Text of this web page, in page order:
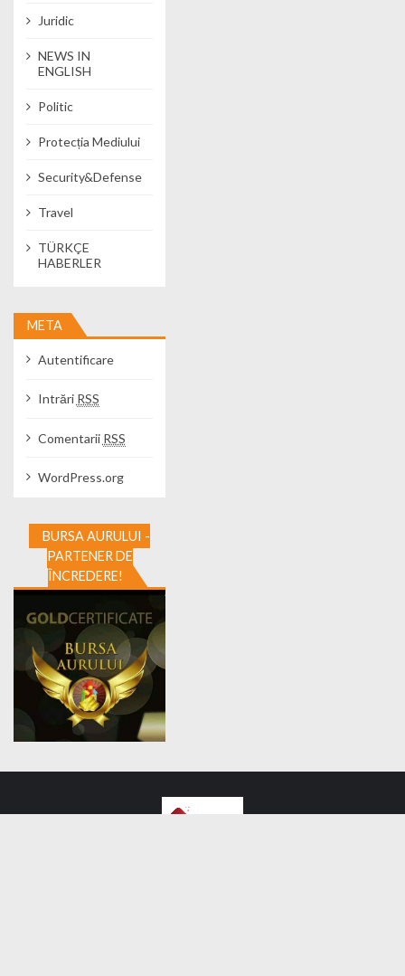
Juridic
NEWS IN
ENGLISH
Politic
Protecția Mediului
Security&Defense
Travel
TÜRKÇE
HABERLER
META
Autentificare
Intrări RSS
Comentarii RSS
WordPress.org
BURSA AURULUI -
PARTENER DE
ÎNCREDERE!